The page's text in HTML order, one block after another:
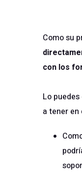
Como su
con los
Lo
a tener en